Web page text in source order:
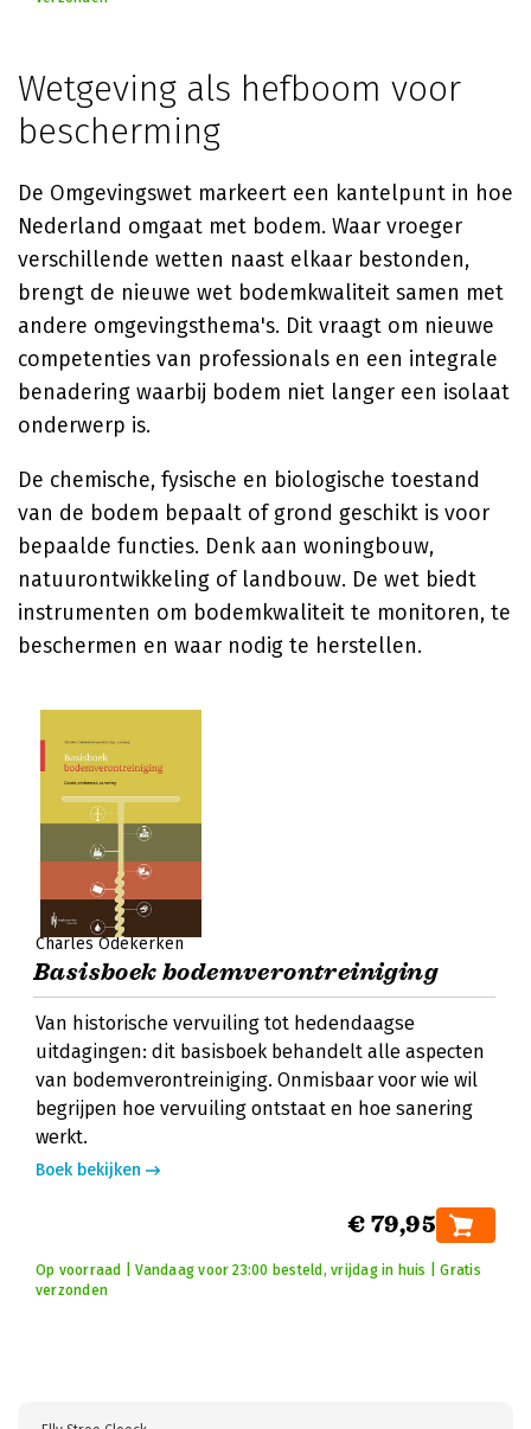
Wetgeving als hefboom voor
bescherming
De Omgevingswet markeert een kantelpunt in hoe
Nederland omgaat met bodem. Waar vroeger
verschillende wetten naast elkaar bestonden,
brengt de nieuwe wet bodemkwaliteit samen met
andere omgevingsthema's. Dit vraagt om nieuwe
competenties van professionals en een integrale
benadering waarbij bodem niet langer een isolaat
onderwerp is.
De chemische, fysische en biologische toestand
van de bodem bepaalt of grond geschikt is voor
bepaalde functies. Denk aan woningbouw,
natuurontwikkeling of landbouw. De wet biedt
instrumenten om bodemkwaliteit te monitoren, te
beschermen en waar nodig te herstellen.
Charles Odekerken
Basisboek bodemverontreiniging
Van historische vervuiling tot hedendaagse
uitdagingen: dit basisboek behandelt alle aspecten
van bodemverontreiniging. Onmisbaar voor wie wil
begrijpen hoe vervuiling ontstaat en hoe sanering
werkt.
Boek bekijken
€ 79,95
Op voorraad | Vandaag voor 23:00 besteld, vrijdag in huis | Gratis
verzonden